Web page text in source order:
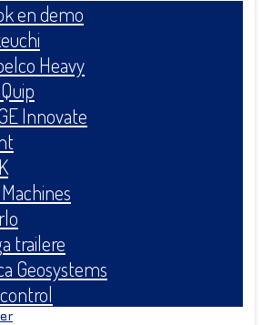
en demo
Heavy
Innovate
trailere
Geosystems